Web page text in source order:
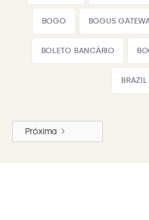
BOGO BOGUS
BOLETO BANCÁRIO
BRAZIL
Próxima